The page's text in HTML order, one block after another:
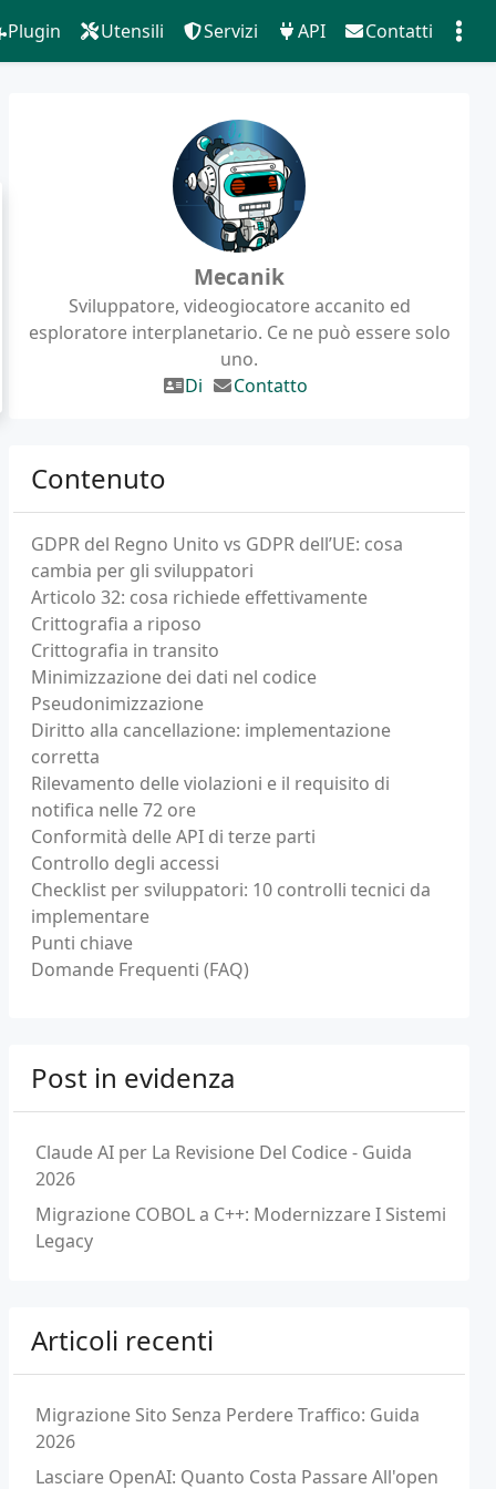
Plugin Utensili Servizi API Contatti
Mecanik
Sviluppatore, videogiocatore accanito ed
esploratore interplanetario. Ce ne può essere solo
uno.
Di
Contatto
Contenuto
GDPR del Regno Unito vs GDPR dell’UE: cosa
cambia per gli sviluppatori
Articolo 32: cosa richiede effettivamente
Crittografia a riposo
Crittografia in transito
Minimizzazione dei dati nel codice
Pseudonimizzazione
Diritto alla cancellazione: implementazione
corretta
Rilevamento delle violazioni e il requisito di
notifica nelle 72 ore
Conformità delle API di terze parti
Controllo degli accessi
Checklist per sviluppatori: 10 controlli tecnici da
implementare
Punti chiave
Domande Frequenti (FAQ)
Post in evidenza
Claude AI per La Revisione Del Codice - Guida
2026
Migrazione COBOL a C++: Modernizzare I Sistemi
Legacy
Articoli recenti
Migrazione Sito Senza Perdere Traffico: Guida
2026
Lasciare OpenAI: Quanto Costa Passare All'open